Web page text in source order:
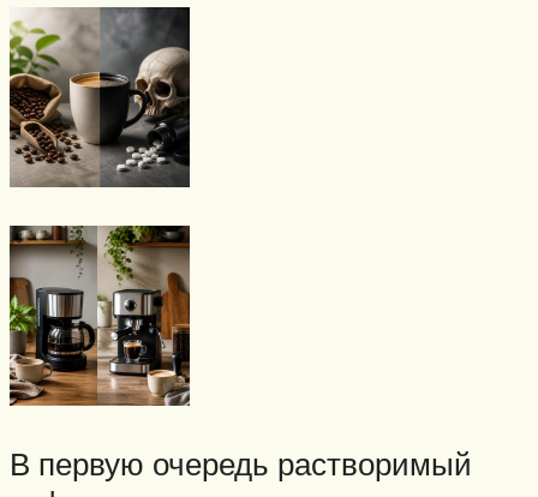
В первую очередь растворимый